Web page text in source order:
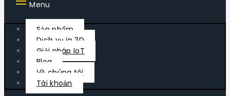
Menu
Sản phẩm
Dịch vụ in 3D
Giải pháp IoT
Blog
Về chúng tôi
Tài khoản